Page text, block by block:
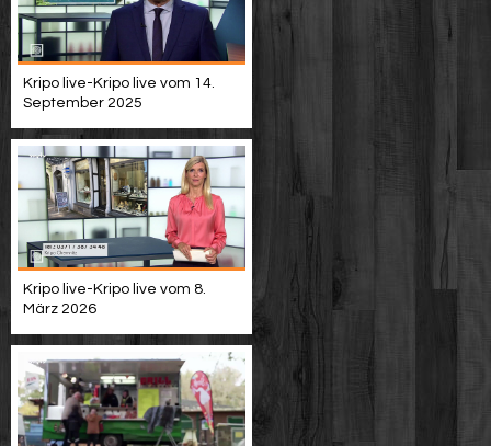
Kripo live-Kripo live vom 14.
September 2025
Kripo live-Kripo live vom 8.
März 2026